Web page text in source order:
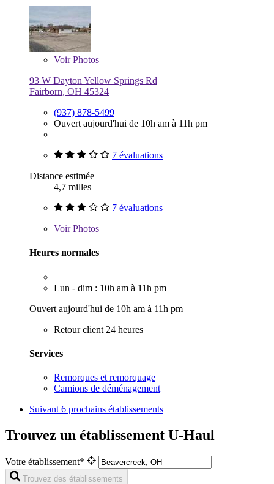
VoirPhotos
93 W Dayton Yellow Springs Rd
Fairborn, OH 45324
(937) 878-5499
Ouvert aujourd'hui de 10h am à 11h pm
7 évaluations
Distance estimée
4,7 milles
7 évaluations
VoirPhotos
Heures normales
Lun - dim : 10h am à 11h pm
Ouvert aujourd'hui de 10h am à 11h pm
Retour client 24 heures
Services
Remorques et remorquage
Camions de déménagement
Suivant 6 prochains établissements
Trouvez un établissement U-Haul
Votre établissement*
Trouvez des établissements